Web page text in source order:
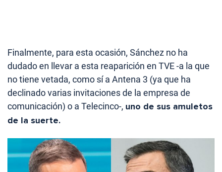
Finalmente, para esta ocasión, Sánchez no ha
dudado en llevar a esta reaparición en TVE -a la que
no tiene vetada, como sí a Antena 3 (ya que ha
declinado varias invitaciones de la empresa de
comunicación) o a Telecinco-, uno de sus amuletos
de la suerte.